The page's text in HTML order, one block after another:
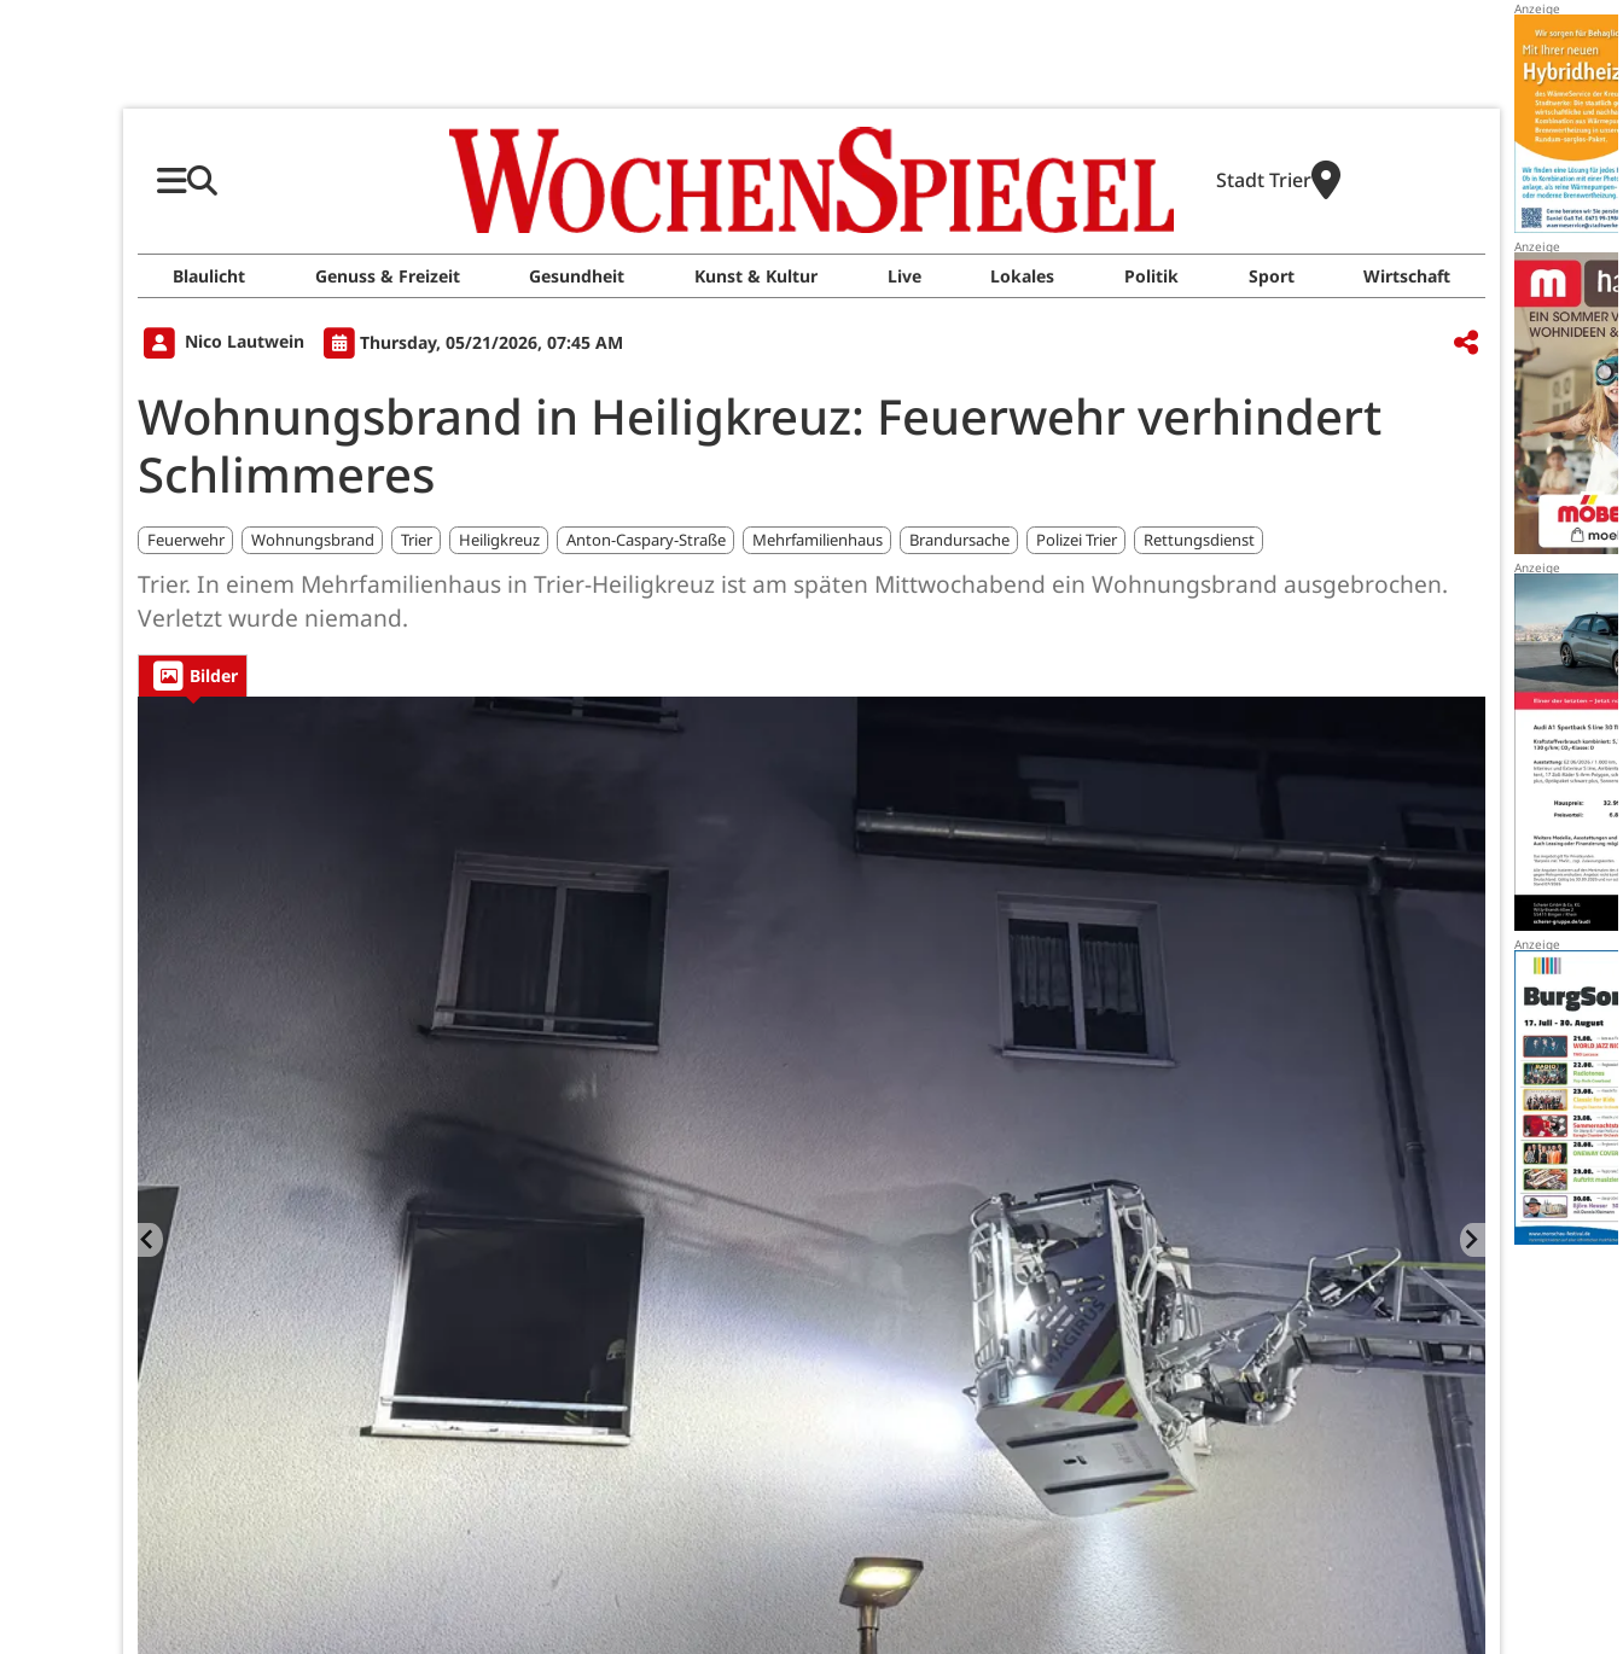
Stadt Trier
Blaulicht Genuss & Freizeit Gesundheit Kunst & Kultur Live Lokales Politik Sport Wirtschaft
Nico Lautwein Thursday, 05/21/2026, 07:45 AM
Wohnungsbrand in Heiligkreuz: Feuerwehr verhindert
Schlimmeres
Feuerwehr Wohnungsbrand Trier Heiligkreuz Anton-Caspary-Straße Mehrfamilienhaus Brandursache Polizei Trier Rettungsdienst
Trier. In einem Mehrfamilienhaus in Trier-Heiligkreuz ist am späten Mittwochabend ein Wohnungsbrand ausgebrochen.
Verletzt wurde niemand.
Bilder